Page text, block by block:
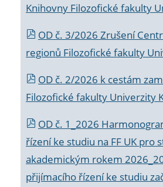
Knihovny Filozofické fakulty
OD č. 3/2026 Zrušení
regionů Filozofické fakulty
OD č. 2/2026 k cestám
Filozofické fakulty Univerzity
OD č. 1_2026
řízení ke studiu na FF UK pro
akademickým rokem
přijímacího řízení ke studiu